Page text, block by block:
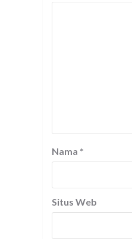
Nama *
Situs Web